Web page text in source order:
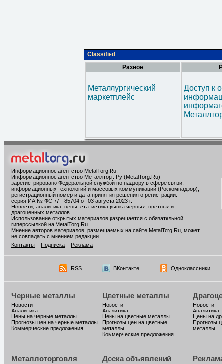
Classified
Разное
Металлургический
маркетплейс
Доступ к
Информационное агентство MetalTorg.Ru
Информационное агентство Металлторг. Ру (MetalTorg.Ru)
зарегистрировано Федеральной службой по надзору в сфере связи,
информационных технологий и массовых коммуникаций (Роскомнадзор),
регистрационный номер и дата принятия решения о регистрации:
серия ИА № ФС 77 - 85704 от 03 августа 2023 г.
Новости, аналитика, цены, статистика рынка черных, цветных и
драгоценных металлов.
Использование открытых материалов разрешается с обязательной
гиперссылкой на MetalTorg.Ru
Мнение авторов материалов, размещаемых на сайте MetalTorg.Ru, может
не совпадать с мнением редакции.
Контакты
Подписка Реклама
RSS ВКонтакте Одноклассники
Черные металлы
Новости
Аналитика
Цены на черные металлы
Прогнозы цен на черные металлы
Коммерческие предложения
Цветные металлы
Новости
Аналитика
Цены на цветные металлы
Прогнозы цен на цветные
металлы
Коммерческие предложения
Новости
Аналитика
Цены на
Прогнозы
металлы
Металлоторговля Доска объявлений